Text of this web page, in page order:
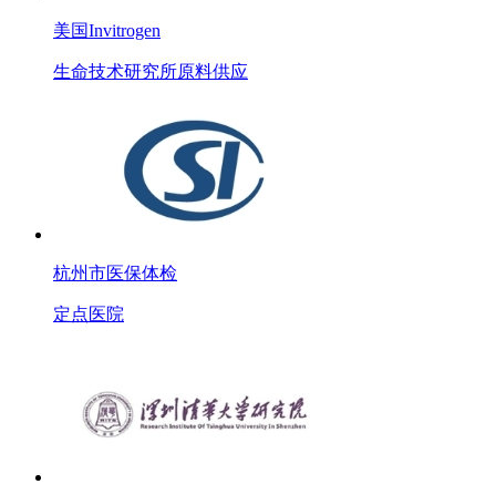
美国Invitrogen
生命技术研究所原料供应
杭州市医保体检
定点医院